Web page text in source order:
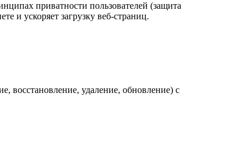
приватности пользователей (защита
и ускоряет загрузку веб-страниц.
восстановление, удаление, обновление) с